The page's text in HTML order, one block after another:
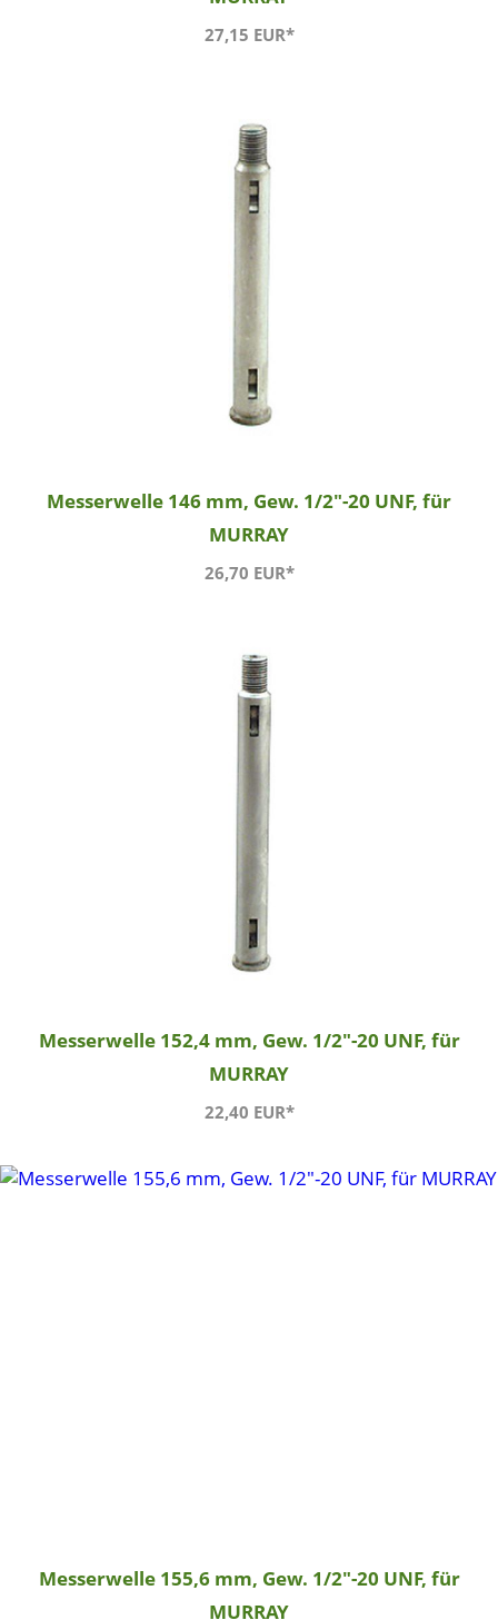
27,15 EUR*
Messerwelle 146 mm, Gew. 1/2"-20 UNF, für
MURRAY
26,70 EUR*
Messerwelle 152,4 mm, Gew. 1/2"-20 UNF, für
MURRAY
22,40 EUR*
Messerwelle 155,6 mm, Gew. 1/2"-20 UNF, für
MURRAY